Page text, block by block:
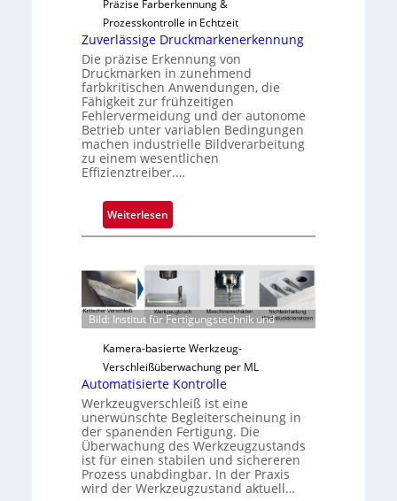
a
u
s
Präzise Farberkennung &
Prozesskontrolle in Echtzeit
Zuverlässige Druckmarkenerkennung
Die präzise Erkennung von
Druckmarken in zunehmend
farbkritischen Anwendungen, die
Fähigkeit zur frühzeitigen
Fehlervermeidung und der autonome
Betrieb unter variablen Bedingungen
machen industrielle Bildverarbeitung
zu einem wesentlichen
Effizienztreiber.…
Weiterlesen
Z
v
r
l
ä
s
s
i
g
e
D
r
u
Bild: Institut für Fertigungstechnik und
Kamera-basierte Werkzeug-
Verschleißüberwachung per ML
Automatisierte Kontrolle
Werkzeugverschleiß ist eine
unerwünschte Begleiterscheinung in
der spanenden Fertigung. Die
Überwachung des Werkzeugzustands
ist für einen stabilen und sichereren
Prozess unabdingbar. In der Praxis
wird der Werkzeugzustand aktuell…